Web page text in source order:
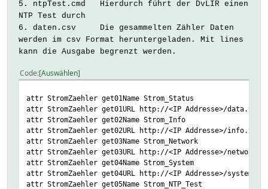
5. ntpTest.cmd Hierdurch führt der DvLIR einen
NTP Test durch
6. daten.csv Die gesammelten Zähler Daten
werden im csv Format heruntergeladen. Mit lines
kann die Ausgabe begrenzt werden.
Code Auswählen
attr StromZaehler get01Name Strom_Status
attr StromZaehler get01URL http://<IP Addresse>/
attr StromZaehler get02Name Strom_Info
attr StromZaehler get02URL http://<IP Addresse>/
attr StromZaehler get03Name Strom_Network
attr StromZaehler get03URL http://<IP Addresse>/
attr StromZaehler get04Name Strom_System
attr StromZaehler get04URL http://<IP Addresse>/
attr StromZaehler get05Name Strom_NTP_Test